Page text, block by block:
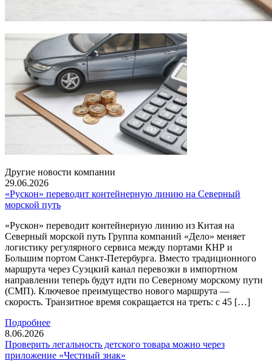
Другие новости компании
29.06.2026
«Рускон» переводит контейнерную линию на Северный
морской путь
«Рускон» переводит контейнерную линию из Китая на
Северный морской путь Группа компаний «Дело» меняет
логистику регулярного сервиса между портами КНР и
Большим портом Санкт-Петербурга. Вместо традиционного
маршрута через Суэцкий канал перевозки в импортном
направлении теперь будут идти по Северному морскому пути
(СМП). Ключевое преимущество нового маршрута —
скорость. Транзитное время сокращается на треть: с 45 […]
Подробнее
8.06.2026
Проверить легальность детского товара можно через
приложение «Честный знак»